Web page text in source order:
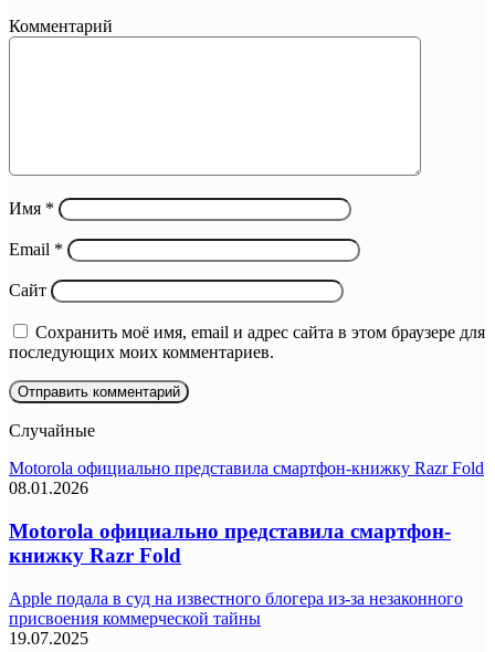
Комментарий
Имя *
Email *
Сайт
Сохранить моё имя, email и адрес сайта в этом браузере для
последующих моих комментариев.
Случайные
Motorola официально представила смартфон-книжку Razr Fold
08.01.2026
Motorola официально представила смартфон-
книжку Razr Fold
Apple подала в суд на известного блогера из-за незаконного
присвоения коммерческой тайны
19.07.2025